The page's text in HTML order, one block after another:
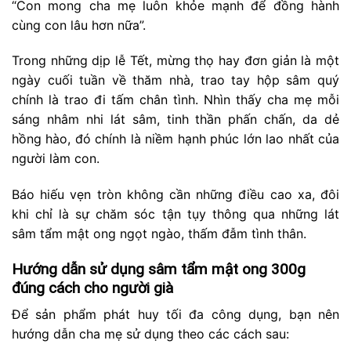
“Con mong cha mẹ luôn khỏe mạnh để đồng hành
cùng con lâu hơn nữa”.
Trong những dịp lễ Tết, mừng thọ hay đơn giản là một
ngày cuối tuần về thăm nhà, trao tay hộp sâm quý
chính là trao đi tấm chân tình. Nhìn thấy cha mẹ mỗi
sáng nhâm nhi lát sâm, tinh thần phấn chấn, da dẻ
hồng hào, đó chính là niềm hạnh phúc lớn lao nhất của
người làm con.
Báo hiếu vẹn tròn không cần những điều cao xa, đôi
khi chỉ là sự chăm sóc tận tụy thông qua những lát
sâm tẩm mật ong ngọt ngào, thấm đẫm tình thân.
Hướng dẫn sử dụng sâm tẩm mật ong 300g
đúng cách cho người già
Để sản phẩm phát huy tối đa công dụng, bạn nên
hướng dẫn cha mẹ sử dụng theo các cách sau: